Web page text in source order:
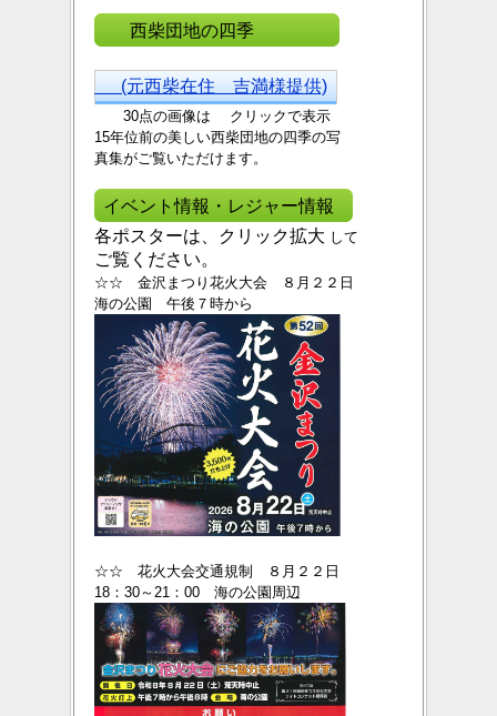
西柴団地の四季
(元西柴在住 吉満様提供)
30点の画像は クリックで表示
15年位前の美しい西柴団地の四季の写
真集がご覧いただけます。
イベント情報・レジャー情報
各ポスターは、クリック拡大 して
ご覧ください。
☆☆ 金沢まつり花火大会 ８月２２日
海の公園 午後７時から
☆☆ 花火大会交通規制 ８月２２日
18：30～21：00 海の公園周辺